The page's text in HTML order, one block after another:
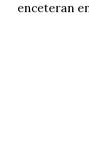
enceteran